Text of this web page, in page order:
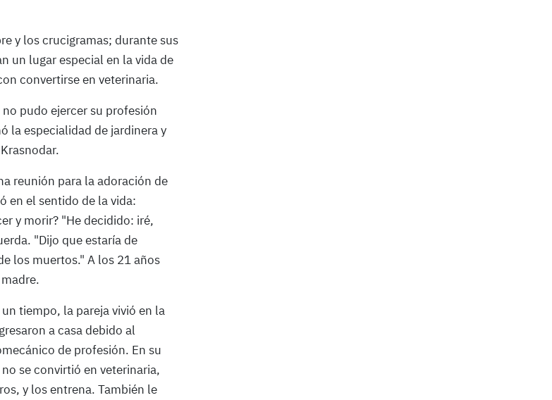
y los crucigramas; durante sus
un lugar especial en la vida de
convertirse en veterinaria.
pudo ejercer su profesión
la especialidad de jardinera y
reunión para la adoración de
en el sentido de la vida:
y morir? "He decidido: iré,
"Dijo que estaría de
los muertos." A los 21 años
tiempo, la pareja vivió en la
a casa debido al
de profesión. En su
se convirtió en veterinaria,
y los entrena. También le